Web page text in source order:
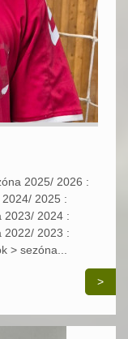
2025/ 2026 :
2025 :
2023/ 2024 :
2022/ 2023 :
> sezóna...
>